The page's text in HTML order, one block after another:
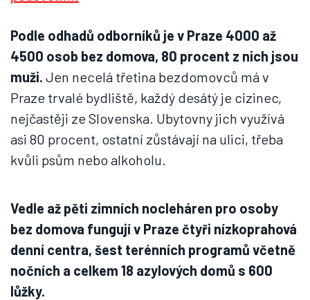
Podle odhadů odborníků je v Praze 4000 až
4500 osob bez domova, 80 procent z nich jsou
muži. Jen necelá třetina bezdomovců má v
Praze trvalé bydliště, každý desátý je cizinec,
nejčastěji ze Slovenska. Ubytovny jich využívá
asi 80 procent, ostatní zůstávají na ulici, třeba
kvůli psům nebo alkoholu.
Vedle až pěti zimních nocleháren pro osoby
bez domova fungujív Praze čtyři nízkoprahová
denní centra, šest terénních programů včetně
nočních a celkem 18 azylových domů s 600
lůžky.